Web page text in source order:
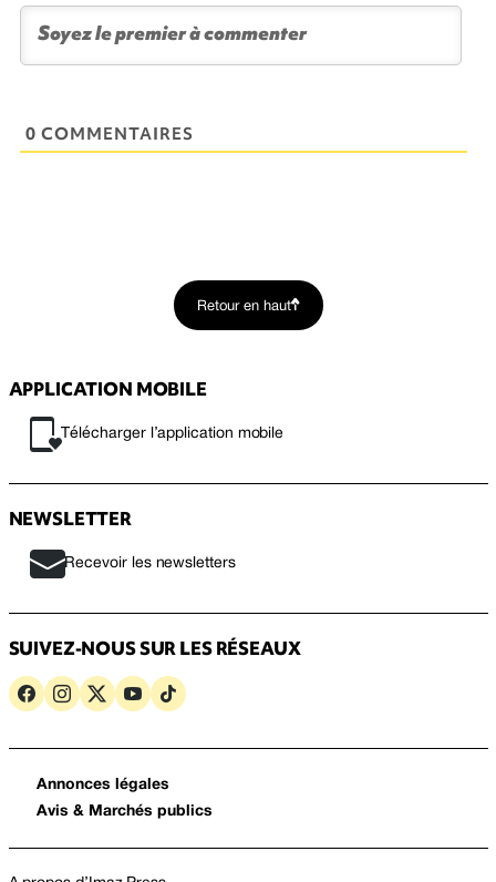
0 COMMENTAIRES
Retour en haut
APPLICATION MOBILE
Télécharger l’application mobile
NEWSLETTER
Recevoir les newsletters
SUIVEZ-NOUS SUR LES RÉSEAUX
Annonces légales
Avis & Marchés publics